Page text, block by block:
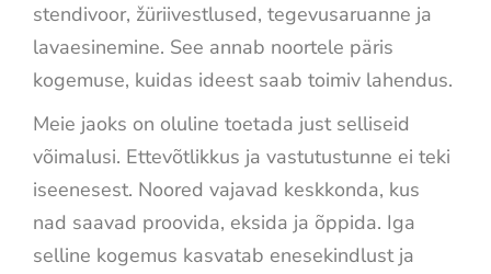
stendivoor, žüriivestlused, tegevusaruanne ja
lavaesinemine. See annab noortele päris
kogemuse, kuidas ideest saab toimiv lahendus.
Meie jaoks on oluline toetada just selliseid
võimalusi. Ettevõtlikkus ja vastutustunne ei teki
iseenesest. Noored vajavad keskkonda, kus
nad saavad proovida, eksida ja õppida. Iga
selline kogemus kasvatab enesekindlust ja